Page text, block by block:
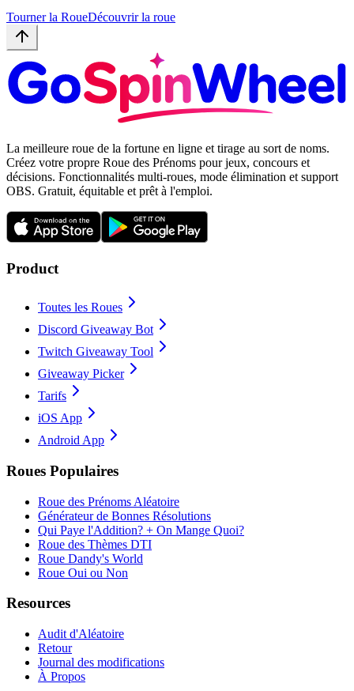
Tourner la RoueDécouvrir la roue
La meilleure roue de la fortune en ligne et tirage au sort de noms.
Créez votre propre Roue des Prénoms pour jeux, concours et
décisions. Fonctionnalités multi-roues, mode élimination et support
OBS. Gratuit, équitable et prêt à l'emploi.
Product
Toutes les Roues
Discord Giveaway Bot
Twitch Giveaway Tool
Giveaway Picker
Tarifs
iOS App
Android App
Roues Populaires
Roue des Prénoms Aléatoire
Générateur de Bonnes Résolutions
Qui Paye l'Addition? + On Mange Quoi?
Roue des Thèmes DTI
Roue Dandy's World
Roue Oui ou Non
Resources
Audit d'Aléatoire
Retour
Journal des modifications
À Propos